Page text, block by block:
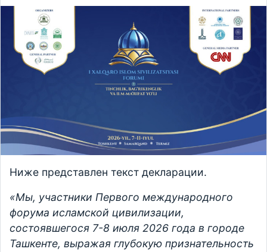
Ниже представлен текст декларации.
«Мы, участники Первого международного
форума исламской цивилизации,
состоявшегося 7-8 июля 2026 года в городе
Ташкенте, выражая глубокую признательность